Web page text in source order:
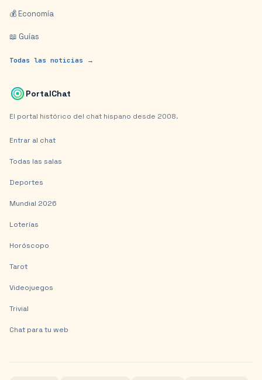
💰 Economía
📖 Guías
Todas las noticias →
PortalChat
El portal histórico del chat hispano desde 2008.
Entrar al chat
Todas las salas
Deportes
Mundial 2026
Loterías
Horóscopo
Tarot
Videojuegos
Trivial
Chat para tu web